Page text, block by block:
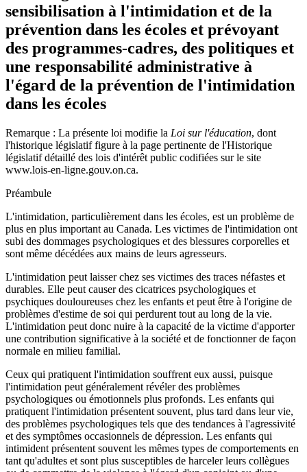
sensibilisation à l'intimidation et de la
prévention dans les écoles et prévoyant
des programmes-cadres, des politiques et
une responsabilité administrative à
l'égard de la prévention de l'intimidation
dans les écoles
Remarque : La présente loi modifie la Loi sur l'éducation, dont
l'historique législatif figure à la page pertinente de l'Historique
législatif détaillé des lois d'intérêt public codifiées sur le site
www.lois-en-ligne.gouv.on.ca.
Préambule
L'intimidation, particulièrement dans les écoles, est un problème de
plus en plus important au Canada. Les victimes de l'intimidation ont
subi des dommages psychologiques et des blessures corporelles et
sont même décédées aux mains de leurs agresseurs.
L'intimidation peut laisser chez ses victimes des traces néfastes et
durables. Elle peut causer des cicatrices psychologiques et
psychiques douloureuses chez les enfants et peut être à l'origine de
problèmes d'estime de soi qui perdurent tout au long de la vie.
L'intimidation peut donc nuire à la capacité de la victime d'apporter
une contribution significative à la société et de fonctionner de façon
normale en milieu familial.
Ceux qui pratiquent l'intimidation souffrent eux aussi, puisque
l'intimidation peut généralement révéler des problèmes
psychologiques ou émotionnels plus profonds. Les enfants qui
pratiquent l'intimidation présentent souvent, plus tard dans leur vie,
des problèmes psychologiques tels que des tendances à l'agressivité
et des symptômes occasionnels de dépression. Les enfants qui
intimident présentent souvent les mêmes types de comportements en
tant qu'adultes et sont plus susceptibles de harceler leurs collègues